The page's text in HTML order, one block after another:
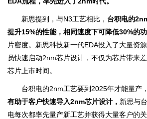
新思提到，与N3工艺相比， 台积电的
提升15%的性能，相同速度下可降低30%的
片密度。新思科技新一代EDA投入了大量资
员快速启动2nm芯片设计，不仅为芯片带来
芯片上市时间。
台积电的2nm工艺要到2025年才能量产，
有助于客户快速导入2nm芯片设计， 新思与
电每次都率先量产新工艺并获得大量客户的关